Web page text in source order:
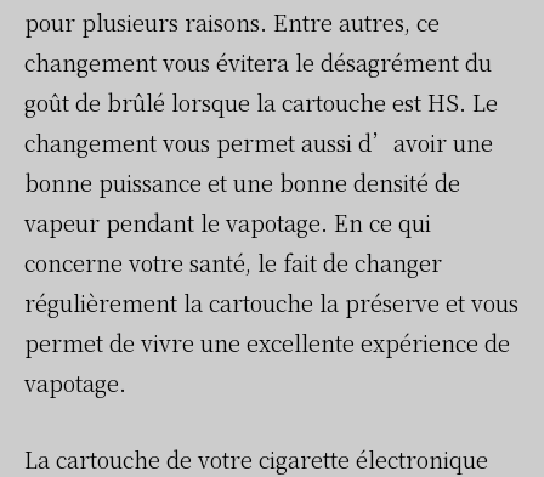
pour plusieurs raisons. Entre autres, ce
changement vous évitera le désagrément du
goût de brûlé lorsque la cartouche est HS. Le
changement vous permet aussi d’avoir une
bonne puissance et une bonne densité de
vapeur pendant le vapotage. En ce qui
concerne votre santé, le fait de changer
régulièrement la cartouche la préserve et vous
permet de vivre une excellente expérience de
vapotage.
La cartouche de votre cigarette électronique